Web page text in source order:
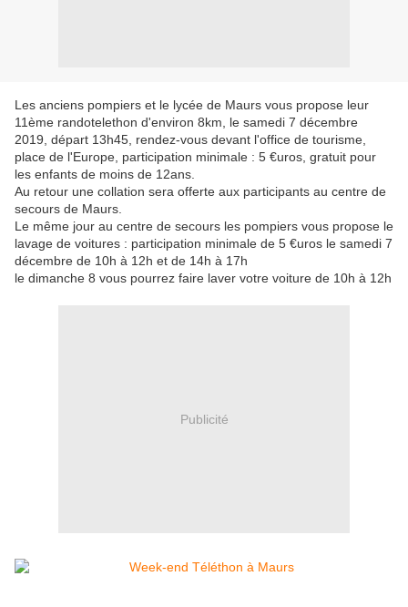
Les anciens pompiers et le lycée de Maurs vous propose leur
11ème randotelethon d'environ 8km, le samedi 7 décembre
2019, départ 13h45, rendez-vous devant l'office de tourisme,
place de l'Europe, participation minimale : 5 €uros, gratuit pour
les enfants de moins de 12ans.
Au retour une collation sera offerte aux participants au centre de
secours de Maurs.
Le même jour au centre de secours les pompiers vous propose le
lavage de voitures : participation minimale de 5 €uros le samedi 7
décembre de 10h à 12h et de 14h à 17h
le dimanche 8 vous pourrez faire laver votre voiture de 10h à 12h
Publicité